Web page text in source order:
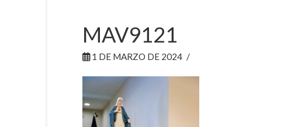
MAV9121
1 DE MARZO DE 2024